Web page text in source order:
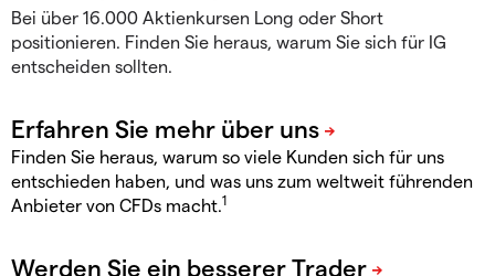
Bei über 16.000 Aktienkursen Long oder Short
positionieren. Finden Sie heraus, warum Sie sich für IG
entscheiden sollten.
Finden Sie heraus, warum so viele Kunden sich für uns
entschieden haben, und was uns zum weltweit führenden
Anbieter von CFDs macht.1